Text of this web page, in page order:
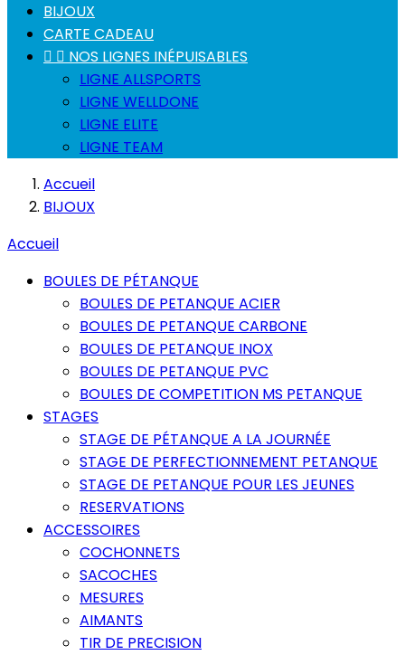
BIJOUX
CARTE CADEAU
  NOS LIGNES INÉPUISABLES
LIGNE ALLSPORTS
LIGNE WELLDONE
LIGNE ELITE
LIGNE TEAM
Accueil
BIJOUX
Accueil
BOULES DE PÉTANQUE
BOULES DE PETANQUE ACIER
BOULES DE PETANQUE CARBONE
BOULES DE PETANQUE INOX
BOULES DE PETANQUE PVC
BOULES DE COMPETITION MS PETANQUE
STAGES
STAGE DE PÉTANQUE A LA JOURNÉE
STAGE DE PERFECTIONNEMENT PETANQUE
STAGE DE PETANQUE POUR LES JEUNES
RESERVATIONS
ACCESSOIRES
COCHONNETS
SACOCHES
MESURES
AIMANTS
TIR DE PRECISION